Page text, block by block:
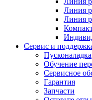
Линия
Линия
Сервис и
Пусконаладка
Обучение
Сервисное
Гарантия
Запчасти